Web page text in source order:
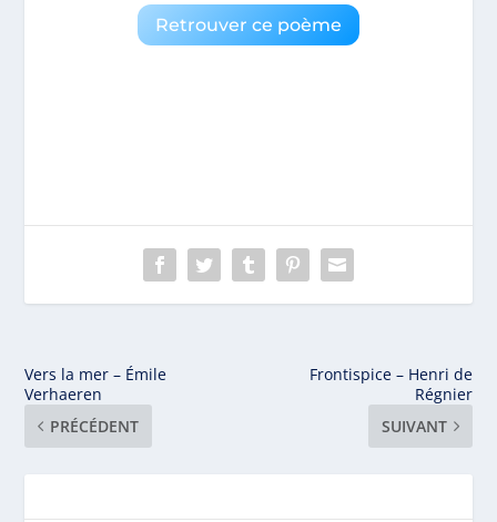
Retrouver ce poème
Vers la mer – Émile
Verhaeren
PRÉCÉDENT
Frontispice – Henri de
Régnier
SUIVANT